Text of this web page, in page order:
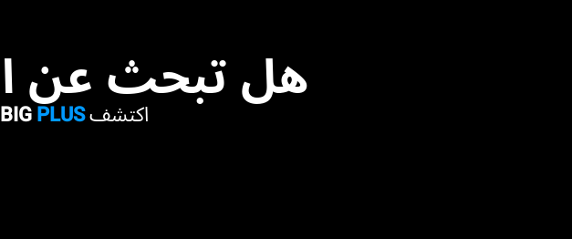
هل تبحث عن
اكتشفPLUS